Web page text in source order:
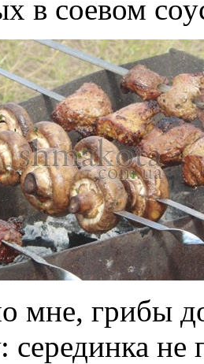
в соевом
мне, грибы
серединка не